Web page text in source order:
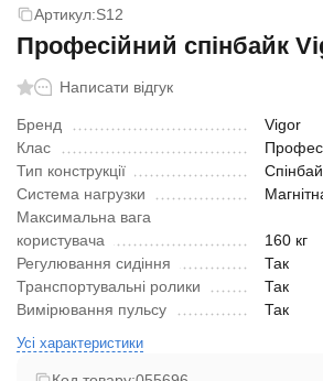
Артикул:S12
Професійний спінбайк
Написати відгук
Бренд
Vigor
Клас
Тип конструкції
Система нагрузки
Максимальна вага
користувача
160 кг
Регулювання сидіння
Так
Транспортувальні ролики
Так
Вимірювання пульсу
Так
Усі характеристики